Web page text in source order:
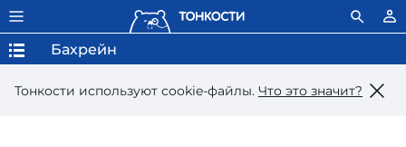
Тонкости используют сookie-файлы. Что это значит?
Бахрейн